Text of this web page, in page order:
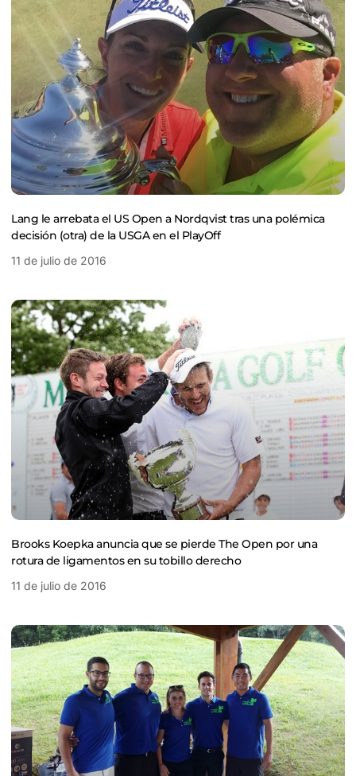
Lang le arrebata el US Open a Nordqvist tras una polémica
decisión (otra) de la USGA en el PlayOff
11 de julio de 2016
Brooks Koepka anuncia que se pierde The Open por una
rotura de ligamentos en su tobillo derecho
11 de julio de 2016